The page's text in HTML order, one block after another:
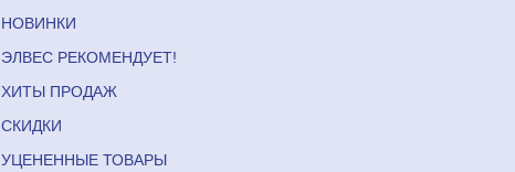
НОВИНКИ
ЭЛВЕС РЕКОМЕНДУЕТ!
ХИТЫ ПРОДАЖ
СКИДКИ
УЦЕНЕННЫЕ ТОВАРЫ